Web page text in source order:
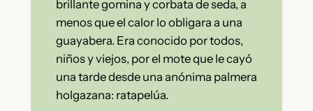
brillante gomina y corbata de seda, a
menos que el calor lo obligara a una
guayabera. Era conocido por todos,
niños y viejos, por el mote que le cayó
una tarde desde una anónima palmera
holgazana: ratapelúa.